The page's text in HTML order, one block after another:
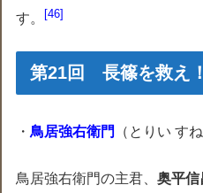
す。
46
第21回 長篠を救え！
・鳥居強右衛門 （とりい す
鳥居強右衛門の主君、奥平信